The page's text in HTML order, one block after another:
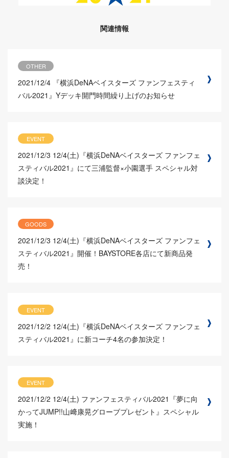
関連情報
OTHER
2021/12/4 『横浜DeNAベイスターズ ファンフェスティ
バル2021』Yデッキ開門時間繰り上げのお知らせ
EVENT
2021/12/3 12/4(土)『横浜DeNAベイスターズ ファンフェ
スティバル2021』にて三浦監督×小園選手 スペシャル対
談決定！
GOODS
2021/12/3 12/4(土)『横浜DeNAベイスターズ ファンフェ
スティバル2021』開催！BAYSTORE各店にて新商品発
売！
EVENT
2021/12/2 12/4(土)『横浜DeNAベイスターズ ファンフェ
スティバル2021』に新コーチ4名の参加決定！
EVENT
2021/12/2 12/4(土) ファンフェスティバル2021『夢に向
かってJUMP!!山﨑康晃グローブプレゼント』スペシャル
実施！